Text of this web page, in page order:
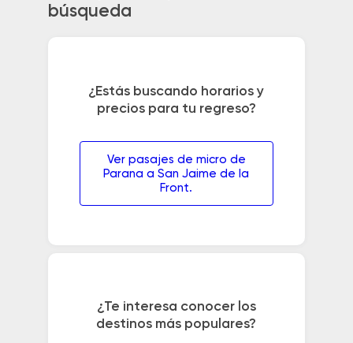
búsqueda
¿Estás buscando horarios y
precios para tu regreso?
Ver pasajes de micro de
Parana a San Jaime de la
Front.
¿Te interesa conocer los
destinos más populares?